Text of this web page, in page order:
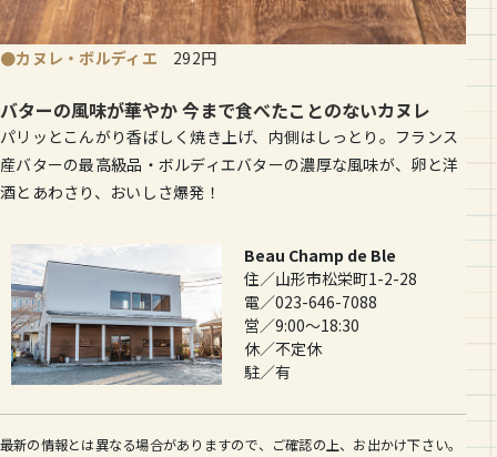
●カヌレ・ボルディエ 292円
バターの風味が華やか 今まで食べたことのないカヌレ
パリッとこんがり香ばしく焼き上げ、内側はしっとり。フランス
産バターの最高級品・ボルディエバターの濃厚な風味が、卵と洋
酒とあわさり、おいしさ爆発！
Beau Champ de Ble
住／山形市松栄町1-2-28
電／023-646-7088
営／9:00～18:30
休／不定休
駐／有
最新の情報とは異なる場合がありますので、ご確認の上、お出かけ下さい。